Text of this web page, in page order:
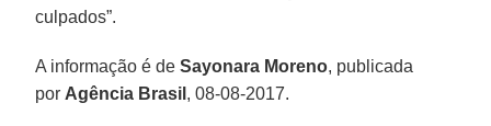
culpados”.
A informação é de Sayonara Moreno, publicada
por Agência Brasil , 08-08-2017.